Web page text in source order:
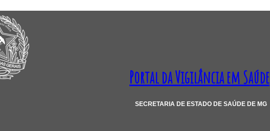
Portal da Vigilância em Saúde
SECRETARIA DE ESTADO DE SAÚDE DE MG